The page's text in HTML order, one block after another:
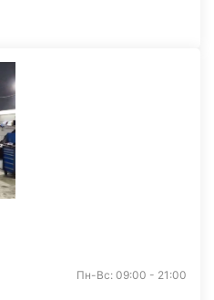
Пн-Вс: 09:00 - 21:00